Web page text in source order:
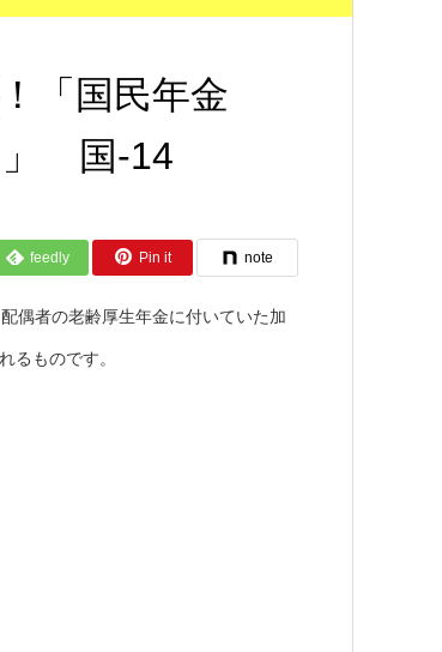
「国民年金
」 国-14
feedly Pin it note
偶者の老齢厚生年金に付いていた加
るものです。